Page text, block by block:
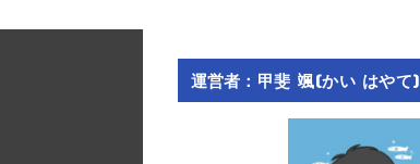
運営者：甲斐 颯(かい はやて)